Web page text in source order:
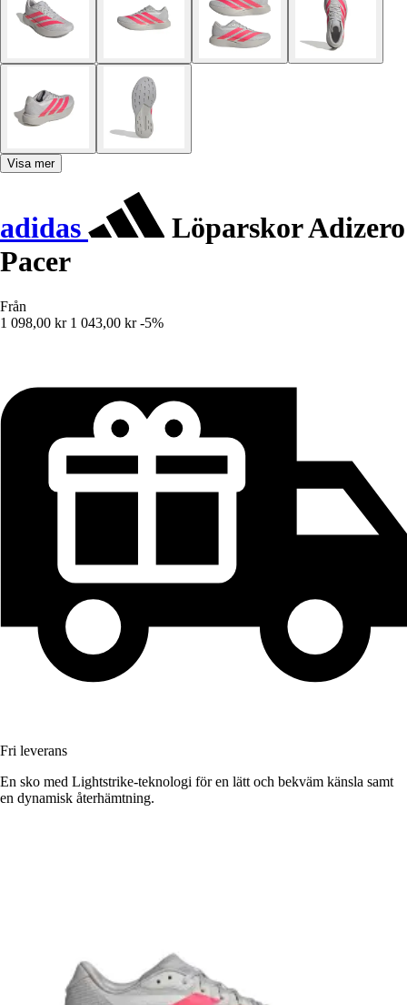
Visa mer
adidas
Löparskor Adizero
Pacer
Från
1 098,00 kr 1 043,00 kr -5%
Fri leverans
En sko med Lightstrike-teknologi för en lätt och bekväm känsla samt
en dynamisk återhämtning.